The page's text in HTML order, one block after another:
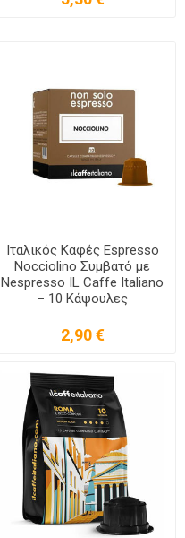
Ιταλικός Καφές Espresso
Nocciolino Συμβατό με
Nespresso IL Caffe Italiano
– 10 Κάψουλες
2,90 €